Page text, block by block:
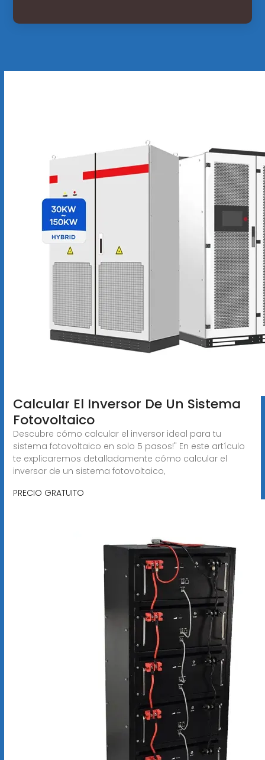
Calcular El Inversor De Un Sistema
Fotovoltaico
Descubre cómo calcular el inversor ideal para tu
sistema fotovoltaico en solo 5 pasos!" En este artículo
te explicaremos detalladamente cómo calcular el
inversor de un sistema fotovoltaico,
PRECIO GRATUITO